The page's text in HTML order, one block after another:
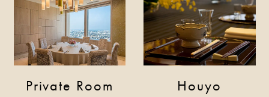
Private Room Houyo